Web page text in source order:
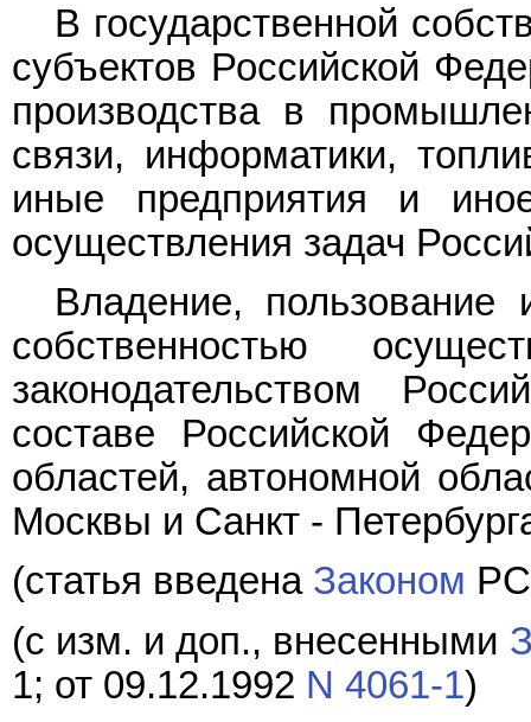
В государственной
субъектов Российской
производства в
связи, информатики,
иные предприятия и
осуществления задач
Владение, пользование
собственностью
законодательством
составе Российской
областей, автономной
Москвы и Санкт -
(статья введена Законом
(с изм. и доп., внесенными
1; от 09.12.1992 N 4061-1)